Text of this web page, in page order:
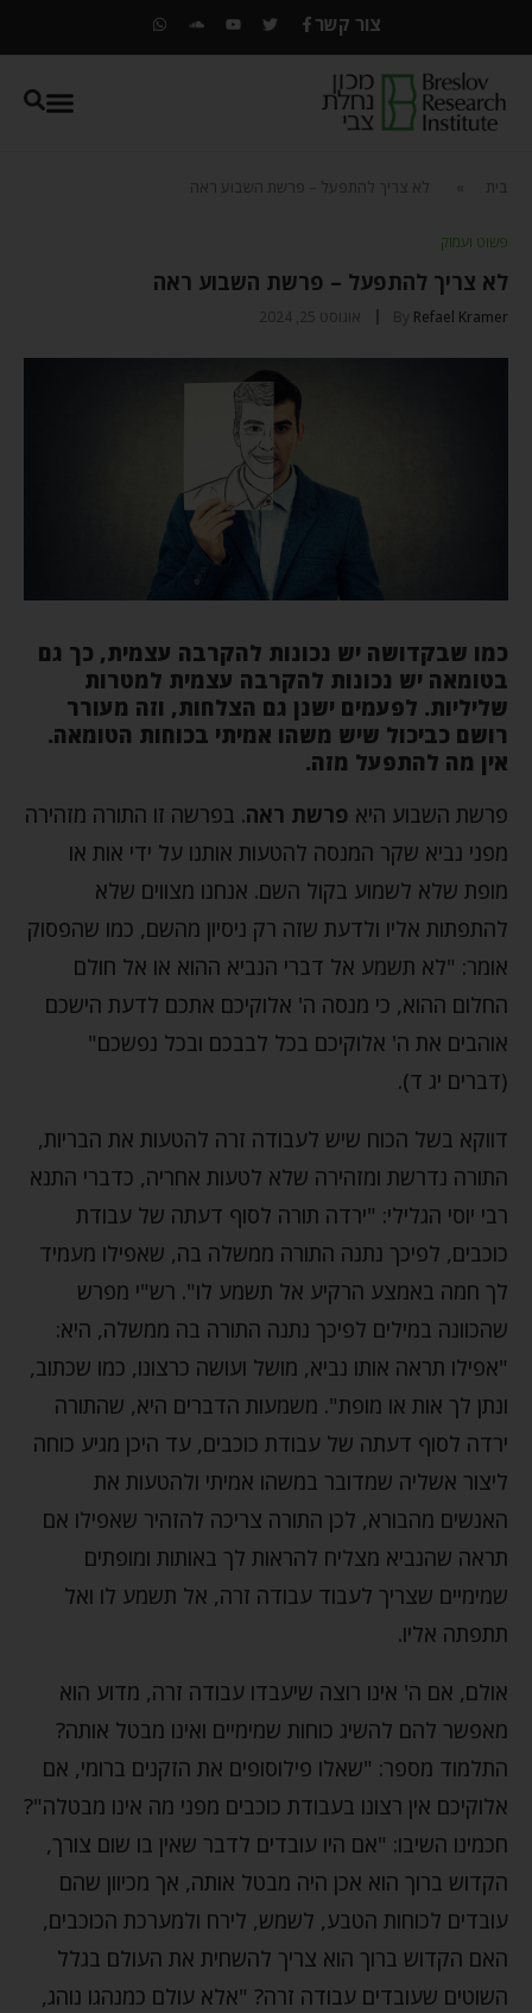
צור קשר
בית לא צריך להתפעל – פרשת השבוע ראה
פשוט ועמוק
לא צריך להתפעל – פרשת השבוע ראה
By Refael Kramer אוגוסט 25, 2024
כמו שבקדושה יש נכונות להקרבה עצמית, כך גם
בטומאה יש נכונות להקרבה עצמית למטרות
שליליות. לפעמים ישנן גם הצלחות, וזה מעורר
רושם כביכול שיש משהו אמיתי בכוחות הטומאה.
אין מה להתפעל מזה.
פרשת השבוע היא פרשת ראה. בפרשה זו התורה מזהירה
מפני נביא שקר המנסה להטעות אותנו על ידי אות או
מופת שלא לשמוע בקול השם. אנחנו מצווים שלא
להתפתות אליו ולדעת שזה רק ניסיון מהשם, כמו שהפסוק
אומר: "לא תשמע אל דברי הנביא ההוא או אל חולם
החלום ההוא, כי מנסה ה' אלוקיכם אתכם לדעת הישכם
אוהבים את ה' אלוקיכם בכל לבבכם ובכל נפשכם"
(דברים יג ד).
דווקא בשל הכוח שיש לעבודה זרה להטעות את הבריות,
התורה נדרשת ומזהירה שלא לטעות אחריה, כדברי התנא
רבי יוסי הגלילי: "ירדה תורה לסוף דעתה של עבודת
כוכבים, לפיכך נתנה התורה ממשלה בה, שאפילו מעמיד
לך חמה באמצע הרקיע אל תשמע לו". רש"י מפרש
שהכוונה במילים לפיכך נתנה התורה בה ממשלה, היא:
"אפילו תראה אותו נביא, מושל ועושה כרצונו, כמו שכתוב,
ונתן לך אות או מופת". משמעות הדברים היא, שהתורה
ירדה לסוף דעתה של עבודת כוכבים, עד היכן מגיע כוחה
ליצור אשליה שמדובר במשהו אמיתי ולהטעות את
האנשים מהבורא, לכן התורה צריכה להזהיר שאפילו אם
תראה שהנביא מצליח להראות לך באותות ומופתים
שמימיים שצריך לעבוד עבודה זרה, אל תשמע לו ואל
תתפתה אליו.
אולם, אם ה' אינו רוצה שיעבדו עבודה זרה, מדוע הוא
מאפשר להם להשיג כוחות שמימיים ואינו מבטל אותה?
התלמוד מספר: "שאלו פילוסופים את הזקנים ברומי, אם
אלוקיכם אין רצונו בעבודת כוכבים מפני מה אינו מבטלה"?
חכמינו השיבו: "אם היו עובדים לדבר שאין בו שום צורך,
הקדוש ברוך הוא אכן היה מבטל אותה, אך מכיוון שהם
עובדים לכוחות הטבע, לשמש, לירח ולמערכת הכוכבים,
האם הקדוש ברוך הוא צריך להשחית את העולם בגלל
השוטים שעובדים עבודה זרה? "אלא עולם כמנהגו נוהג,